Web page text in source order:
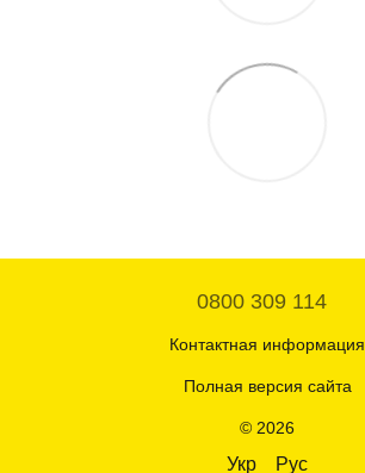
0800 309 114
Контактная информация
Полная версия сайта
© 2026
Укр Рус